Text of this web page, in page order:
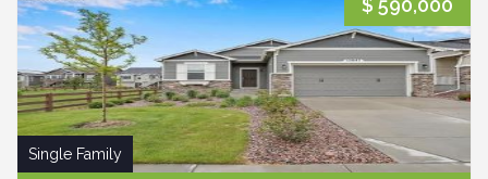
$ 590,000
Single Family